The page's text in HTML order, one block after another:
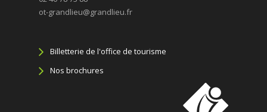
ot-grandlieu@grandlieu.fr
Billetterie de l'office de tourisme
Nos brochures